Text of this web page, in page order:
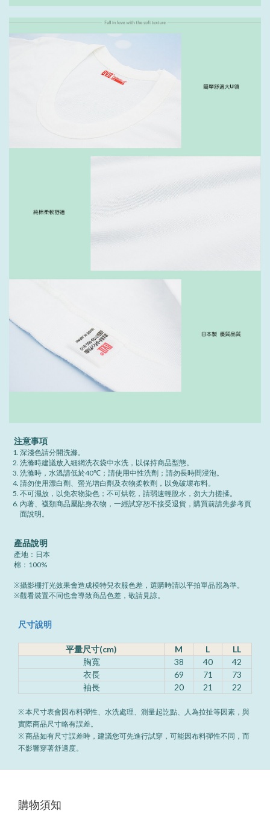
注意事項
深淺色請分開洗滌。
洗滌時建議放入細網洗衣袋中水洗，以保持商品型態。
洗滌時，水溫請低於40℃；請使用中性洗劑；請勿長時間浸泡。
請勿使用漂白劑、螢光增白劑及衣物柔軟劑，以免破壞布料。
不可濕放，以免衣物染色；不可烘乾，請弱速輕脫水，勿大力搓揉。
內著、襪類商品屬貼身衣物，一經試穿恕不接受退貨，購買前請先參考頁
面說明。
產品說明
產地：日本
棉：100%
※攝影棚打光效果會造成模特兒衣服色差，選購時請以平拍單品照為準。
※觀看裝置不同也會導致商品色差，敬請見諒。
尺寸說明
平量尺寸(cm) M L
LL
胸寬
38 40
42
衣長
69 71
73
袖長
20 21 22
※ 本尺寸表會因布料彈性、水洗處理、測量起訖點、人為拉扯等因素，與
實際商品尺寸略有誤差。
※ 商品如有尺寸誤差時，建議您可先進行試穿，可能因布料彈性不同，而
不影響穿著舒適度。
購物須知